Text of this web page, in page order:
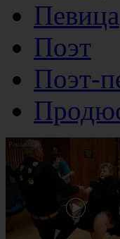
Певица
Поэт
Поэт-